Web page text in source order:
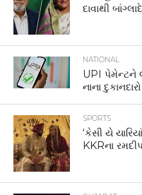
દાવાથી
NATIONAL
UPI પેમેન્ટને
નાના
SPORTS
‘કેસી યે
KKRના